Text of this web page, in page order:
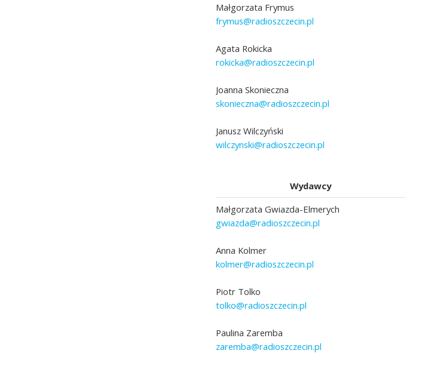
Małgorzata Frymus
frymus@radioszczecin.pl
Agata Rokicka
rokicka@radioszczecin.pl
Joanna Skonieczna
skonieczna@radioszczecin.pl
Janusz Wilczyński
wilczynski@radioszczecin.pl
Wydawcy
Małgorzata Gwiazda-Elmerych
gwiazda@radioszczecin.pl
Anna Kolmer
kolmer@radioszczecin.pl
Piotr Tolko
tolko@radioszczecin.pl
Paulina Zaremba
zaremba@radioszczecin.pl